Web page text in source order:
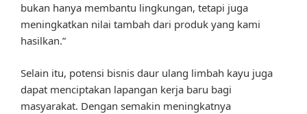
bukan hanya membantu lingkungan, tetapi juga
meningkatkan nilai tambah dari produk yang kami
hasilkan.”
Selain itu, potensi bisnis daur ulang limbah kayu juga
dapat menciptakan lapangan kerja baru bagi
masyarakat. Dengan semakin meningkatnya